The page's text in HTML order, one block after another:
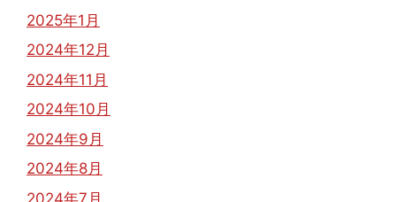
2025年1月
2024年12月
2024年11月
2024年10月
2024年9月
2024年8月
2024年7月